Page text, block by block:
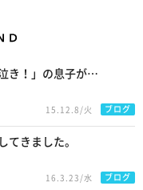
き！」の息子が…
15.12.8/火 ブログ
てきました。
16.3.23/水 ブログ